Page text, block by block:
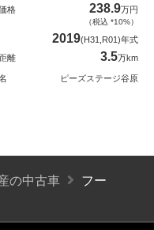
格 238.9万円
（税込 *10%）
2019(H31,R01)年式
離
3.5万km
ピーズステージ谷原
の中古車
フー